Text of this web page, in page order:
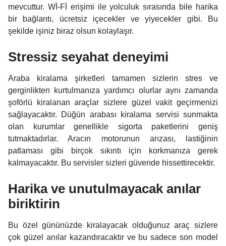
mevcuttur. Wİ-Fİ erişimi ile yolculuk sırasında bile harika
bir bağlantı, ücretsiz içecekler ve yiyecekler gibi. Bu
şekilde işiniz biraz olsun kolaylaşır.
Stressiz seyahat deneyimi
Araba kiralama şirketleri tamamen sizlerin stres ve
gerginlikten kurtulmanıza yardımcı olurlar aynı zamanda
şoförlü kiralanan araçlar sizlere güzel vakit geçirmenizi
sağlayacaktır. Düğün arabası kiralama servisi sunmakta
olan kurumlar genellikle sigorta paketlerini geniş
tutmaktadırlar. Aracın motorunun arızası, lastiğinin
patlaması gibi birçok sıkıntı için korkmanıza gerek
kalmayacaktır. Bu servisler sizleri güvende hissettirecektir.
Harika ve unutulmayacak anılar
biriktirin
Bu özel gününüzde kiralayacak olduğunuz araç sizlere
çok güzel anılar kazandıracaktır ve bu sadece son model